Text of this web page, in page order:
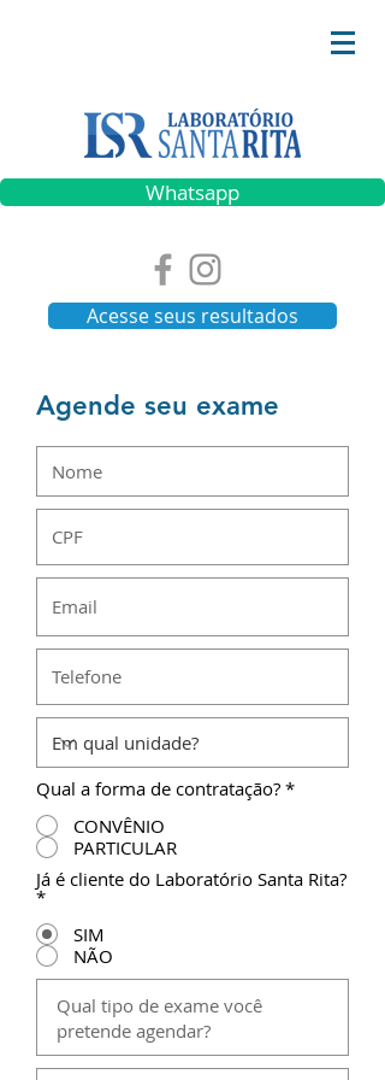
Whatsapp
Acesse seus resultados
Agende seu exame
Qual a forma de contratação? *
CONVÊNIO
PARTICULAR
Já é cliente do Laboratório Santa Rita?
*
SIM
NÃO